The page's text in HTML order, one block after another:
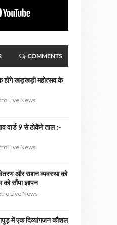
COMMENTS
होंगे खड़खड़ी महोत्सव के
Live News
वार्ड 9 से ठोकेंगे ताल :-
Live News
और राशन व्यवस्था को
सौंपा ज्ञापन
Live News
में एक दिव्यांगजन कौशल